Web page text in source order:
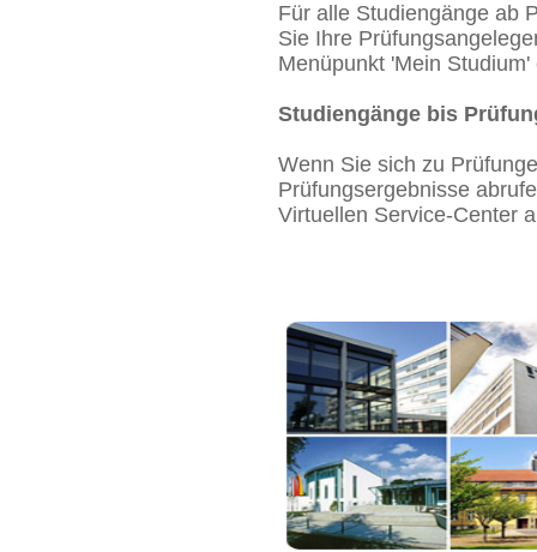
Für alle Studiengänge ab
Sie Ihre
Menüpunkt 'Mein Studium'
Studiengänge bis
Wenn Sie sich zu
Prüfungsergebnisse
Virtuellen Service-Center